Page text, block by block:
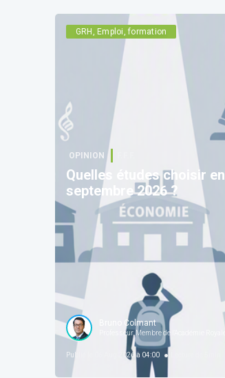
GRH, Emploi, formation
OPINION
Quelles études choisir en
septembre 2026 ?
Bruno Colmant
Professeur, Membre de l'Académie Royale
Publié le 06 Aug 2026 à 04:00